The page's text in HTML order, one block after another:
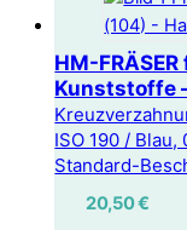
HM-
Kunststoffe
ISO 190 / Blau,
Standard-
20,50€